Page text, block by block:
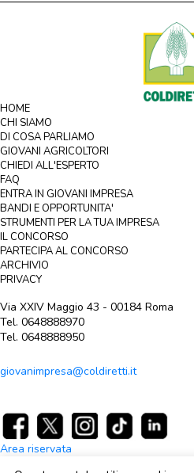
HOME
CHI SIAMO
DI COSA PARLIAMO
GIOVANI AGRICOLTORI
CHIEDI ALL'ESPERTO
FAQ
ENTRA IN GIOVANI IMPRESA
BANDI E OPPORTUNITA'
STRUMENTI PER LA TUA IMPRESA
IL CONCORSO
PARTECIPA AL CONCORSO
ARCHIVIO
PRIVACY
Via XXIV Maggio 43 - 00184 Roma
Tel. 0648888970
Tel. 0648888950
giovanimpresa@coldiretti.it
Area riservata